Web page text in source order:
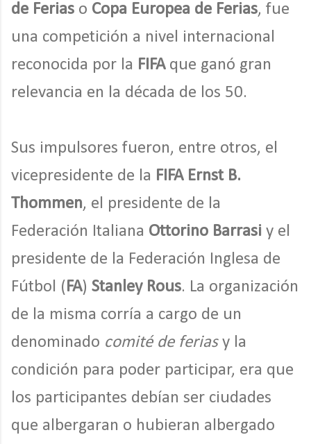
de Ferias o Copa Europea de Ferias, fue
una competición a nivel internacional
reconocida por la FIFA que ganó gran
relevancia en la década de los 50.
Sus impulsores fueron, entre otros, el
vicepresidente de la FIFA Ernst B.
Thommen, el presidente de la
Federación Italiana Ottorino Barrasi y el
presidente de la Federación Inglesa de
Fútbol (FA) Stanley Rous. La organización
de la misma corría a cargo de un
denominado comité de feriasy la
condición para poder participar, era que
los participantes debían ser ciudades
que albergaran o hubieran albergado